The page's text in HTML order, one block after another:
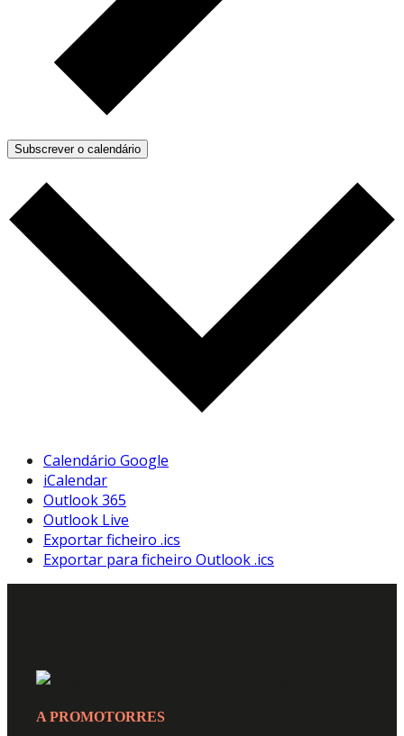
Subscrever o calendário
Calendário Google
iCalendar
Outlook 365
Outlook Live
Exportar ficheiro .ics
Exportar para ficheiro Outlook .ics
A PROMOTORRES